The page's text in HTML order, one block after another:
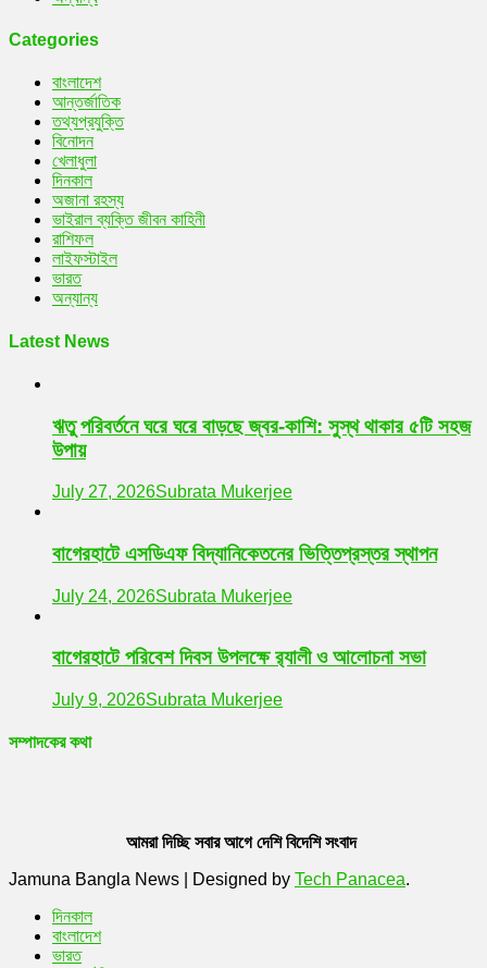
Categories
বাংলাদেশ
আন্তর্জাতিক
তথ্যপ্রযুক্তি
বিনোদন
খেলাধুলা
দিনকাল
অজানা রহস্য
ভাইরাল ব্যক্তি জীবন কাহিনী
রাশিফল
লাইফস্টাইল
ভারত
অন্যান্য
Latest News
ঋতু পরিবর্তনে ঘরে ঘরে বাড়ছে জ্বর-কাশি: সুস্থ থাকার ৫টি সহজ
উপায়
July 27, 2026Subrata Mukerjee
বাগেরহাটে এসডিএফ বিদ্যানিকেতনের ভিত্তিপ্রস্তর স্থাপন
July 24, 2026Subrata Mukerjee
বাগেরহাটে পরিবেশ দিবস উপলক্ষে র‌্যালী ও আলোচনা সভা
July 9, 2026Subrata Mukerjee
সম্পাদকের কথা
আমরা দিচ্ছি সবার আগে দেশি বিদেশি সংবাদ
Jamuna Bangla News
Designed by Tech Panacea.
দিনকাল
বাংলাদেশ
ভারত